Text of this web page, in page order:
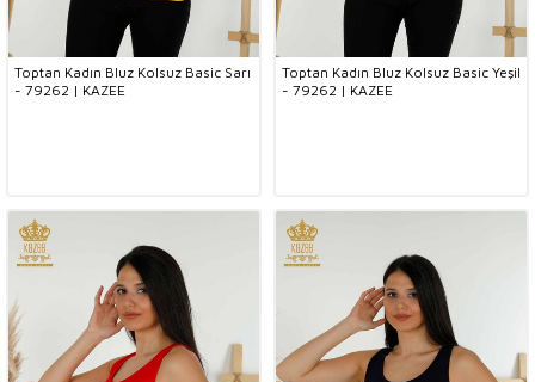
Toptan Kadın Bluz Kolsuz Basic Sarı
- 79262 | KAZEE
Toptan Kadın Bluz Kolsuz Basic Yeşil
- 79262 | KAZEE